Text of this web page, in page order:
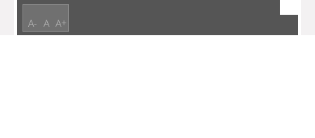
A- A A+